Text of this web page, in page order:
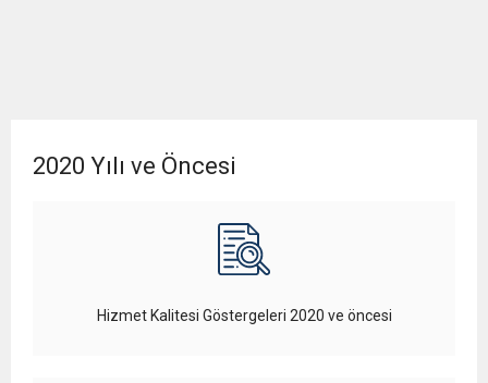
2020 Yılı ve Öncesi
Hizmet Kalitesi Göstergeleri 2020 ve öncesi